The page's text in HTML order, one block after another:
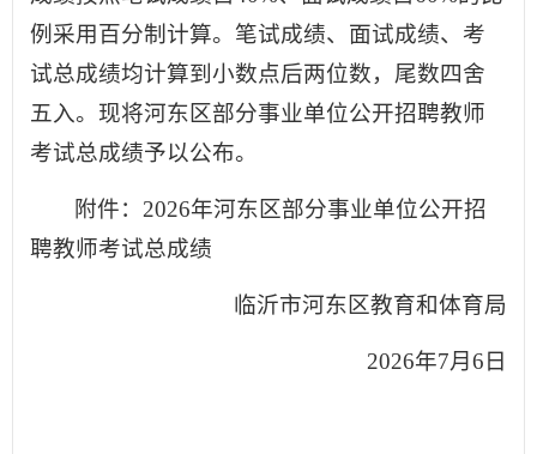
例采用百分制计算。笔试成绩、面试成绩、考
试总成绩均计算到小数点后两位数，尾数四舍
五入。现将河东区部分事业单位公开招聘教师
考试总成绩予以公布。
附件：2026年河东区部分事业单位公开招
聘教师考试总成绩
临沂市河东区教育和体育局
2026年7月6日